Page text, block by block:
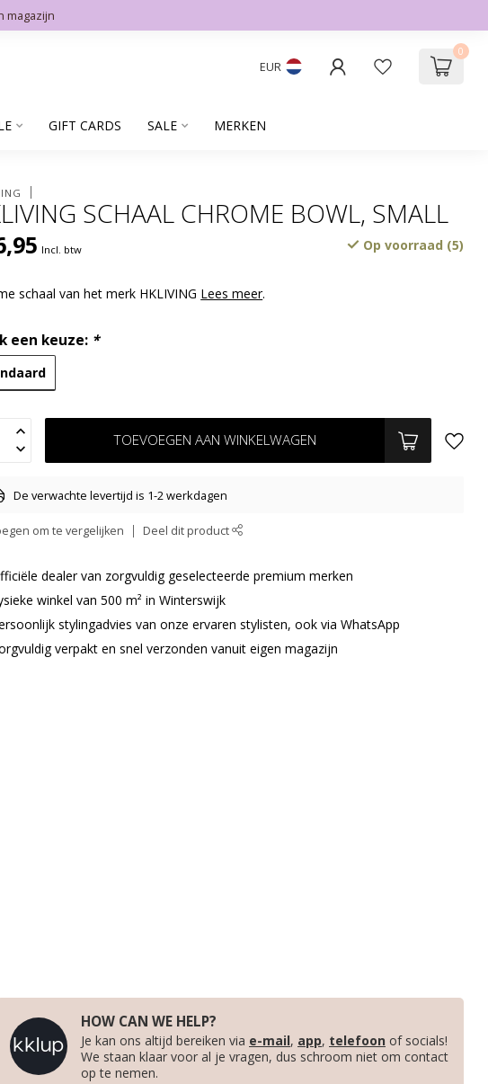
magazijn
EUR
0
GIFT CARDS SALE MERKEN
SCHAAL CHROME BOWL, SMALL
Incl. btw Op voorraad (5)
schaal van het merk HKLIVING Lees meer.
een keuze: *
TOEVOEGEN AAN WINKELWAGEN
De verwachte levertijd is 1-2 werkdagen
om te vergelijken Deel dit product
dealer van zorgvuldig geselecteerde premium merken
winkel van 500 m² in Winterswijk
stylingadvies van onze ervaren stylisten, ook via WhatsApp
verpakt en snel verzonden vanuit eigen magazijn
HOW CAN WE HELP?
Je kan ons altijd bereiken via e-mail, app, telefoon of socials!
We staan klaar voor al je vragen, dus schroom niet om contact
op te nemen.